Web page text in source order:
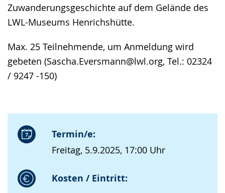
Zuwanderungsgeschichte auf dem Gelände des
LWL-Museums Henrichshütte.
Max. 25 Teilnehmende, um Anmeldung wird
gebeten (Sascha.Eversmann@lwl.org, Tel.: 02324
/ 9247 -150)
Termin/e:
Freitag, 5.9.2025, 17:00 Uhr
Kosten / Eintritt: